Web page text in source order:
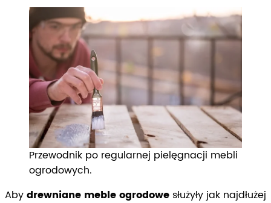
Przewodnik po regularnej pielęgnacji mebli
ogrodowych.
Abydrewniane meble ogrodowe służyły jak najdłużej